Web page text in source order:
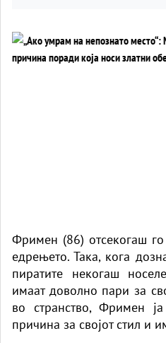
Фримен (86) отсекогаш
едрењето. Така, кога
пиратите некогаш
имаат доволно пари за
во странство, Фримен
причина за својот стил и